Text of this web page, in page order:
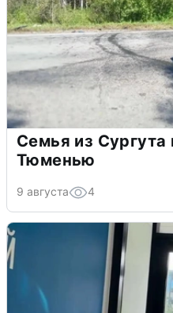
Семья из Сургута
Тюменью
9 августа 4